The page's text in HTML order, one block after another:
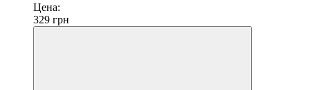
Цена:
329 грн